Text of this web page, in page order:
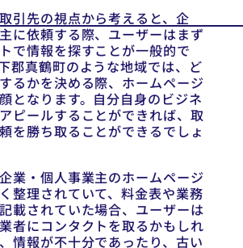
引先の視点から考えると、企
に依頼する際、ユーザーはまず
で情報を探すことが一般的で
郡真鶴町のような地域では、ど
るかを決める際、ホームページ
となります。自分自身のビジネ
ピールすることができれば、取
を勝ち取ることができるでしょ
業・個人事業主のホームページ
整理されていて、料金表や業務
載されていた場合、ユーザーは
者にコンタクトを取るかもしれ
情報が不十分であったり、古い